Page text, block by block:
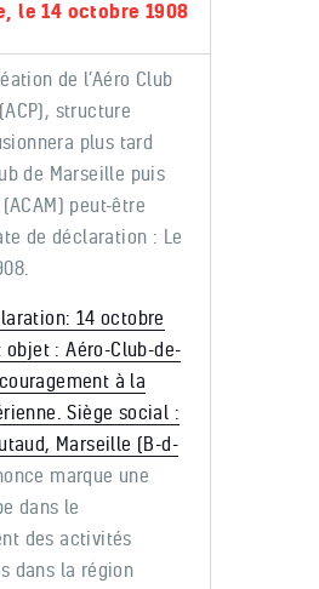
le 14 octobre 1908
de l’Aéro Club
structure
plus tard
de Marseille puis
peut-être
de déclaration : Le
14 octobre
objet : Aéro-Club-de-
à la
Siège social :
Marseille (B-d-
marque une
dans le
des activités
dans la région